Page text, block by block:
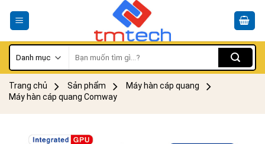
kiếm:
Trang chủ Sản phẩm
Máy hàn cáp quang
Máy hàn cáp quang Comway